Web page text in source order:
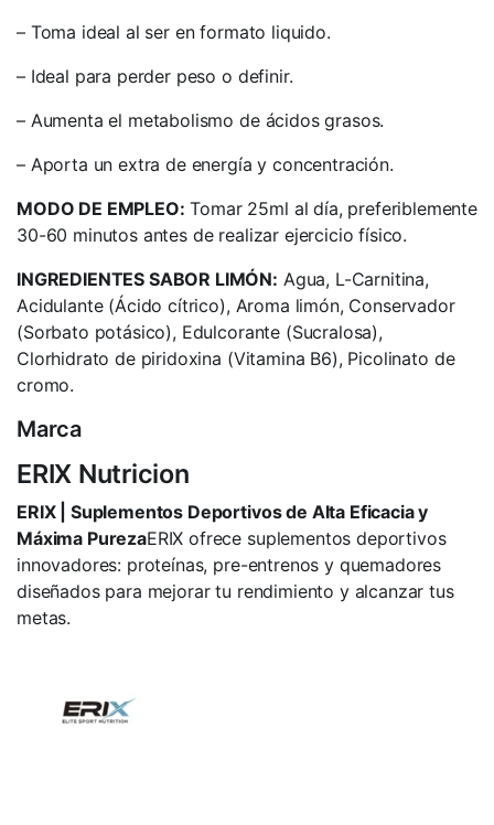
– Toma ideal al ser en formato liquido.
– Ideal para perder peso o definir.
– Aumenta el metabolismo de ácidos grasos.
– Aporta un extra de energía y concentración.
MODO DE EMPLEO: Tomar 25ml al día, preferiblemente
30-60 minutos antes de realizar ejercicio físico.
INGREDIENTES SABOR LIMÓN: Agua, L-Carnitina,
Acidulante (Ácido cítrico), Aroma limón, Conservador
(Sorbato potásico), Edulcorante (Sucralosa),
Clorhidrato de piridoxina (Vitamina B6), Picolinato de
cromo.
Marca
ERIX Nutricion
ERIX | Suplementos Deportivos de Alta Eficacia y
Máxima PurezaERIX ofrece suplementos deportivos
innovadores: proteínas, pre-entrenos y quemadores
diseñados para mejorar tu rendimiento y alcanzar tus
metas.